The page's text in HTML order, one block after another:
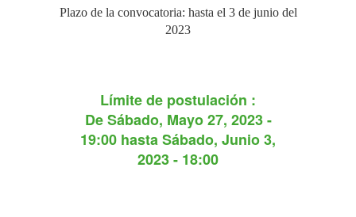
Plazo de la convocatoria: hasta el 3 de junio del
2023
Límite de postulación :
DeSábado, Mayo 27, 2023 -
19:00 hastaSábado, Junio 3,
2023 - 18:00